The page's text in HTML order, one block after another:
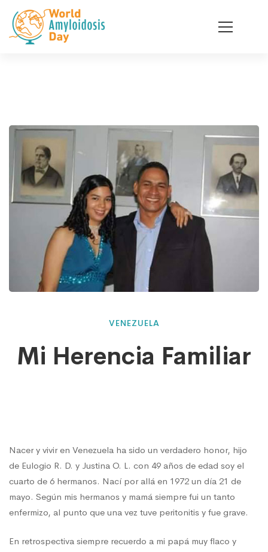
Herencia
VENEZUELA
Mi Herencia Familiar
Nacer y vivir en Venezuela ha sido un verdadero honor, hijo
de Eulogio R. D. y Justina O. L. con 49 años de edad soy el
cuarto de 6 hermanos. Nací por allá en 1972 un día 21 de
mayo. Según mis hermanos y mamá siempre fui un tanto
enfermizo, al punto que una vez tuve peritonitis y fue grave.
En retrospectiva siempre recuerdo a mi papá muy flaco y